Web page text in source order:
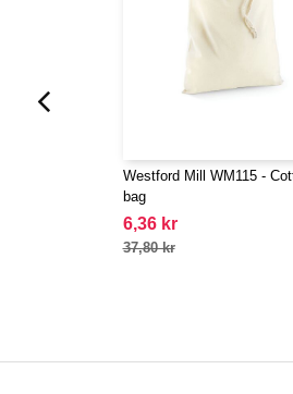
Westford Mill WM115 -
bag
6,36 kr
37,80 kr